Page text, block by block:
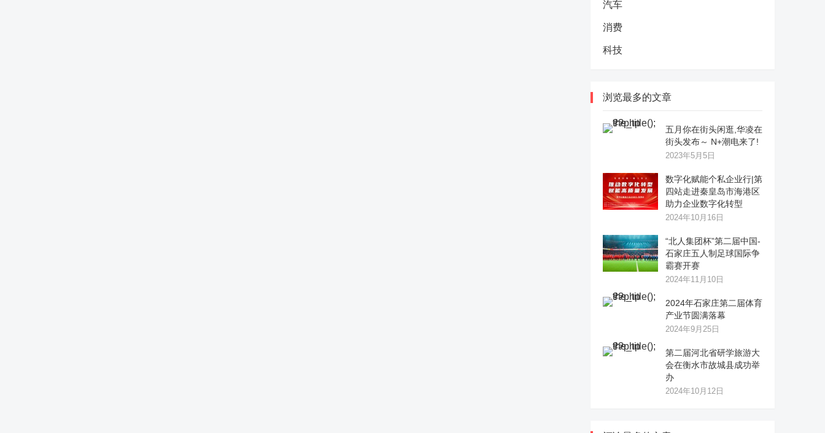
汽车
消费
科技
浏览最多的文章
五月你在街头闲逛,华凌在
街头发布～ N+潮电来了!
2023年5月5日
数字化赋能个私企业行|第
四站走进秦皇岛市海港区
助力企业数字化转型
2024年10月16日
“北人集团杯”第二届中国-
石家庄五人制足球国际争
霸赛开赛
2024年11月10日
2024年石家庄第二届体育
产业节圆满落幕
2024年9月25日
第二届河北省研学旅游大
会在衡水市故城县成功举
办
2024年10月12日